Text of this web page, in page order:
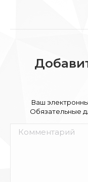
Ваш
Обязательные
Комментарий